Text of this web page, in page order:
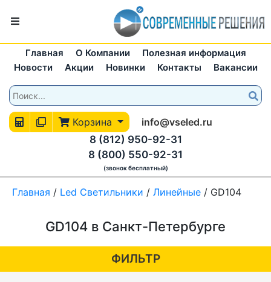
Главная О Компании
Полезная информация
Новости
Акции Новинки Контакты Вакансии
Корзина
info@vseled.ru
8 (812) 950-92-31
8 (800) 550-92-31
(звонок бесплатный)
Главная / Led Светильники / Линейные / GD104
GD104 в Санкт-Петербурге
ФИЛЬТР